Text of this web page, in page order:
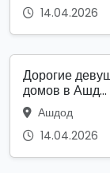
14.04.2026
Дорогие
домов в Ашд...
Ашдод
14.04.2026